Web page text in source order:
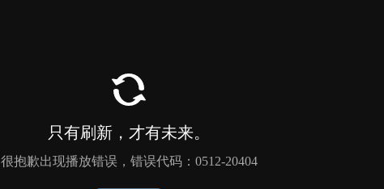
只有刷新，才有未来。
很抱歉出现播放错误，错误代码：0512-20404